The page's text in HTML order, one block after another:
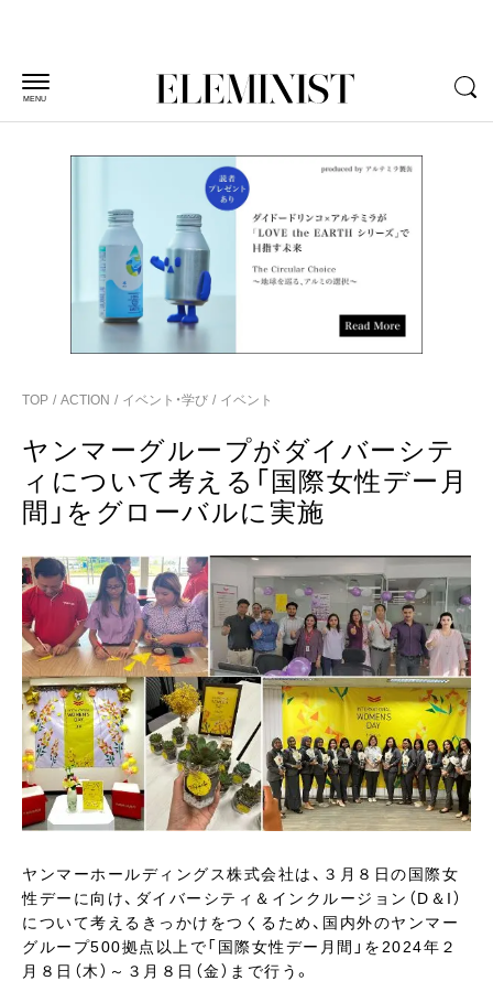
MENU
TOP ACTION イベント・学び イベント
ヤンマーグループがダイバーシテ
ィについて考える「国際女性デー月
間」をグローバルに実施
ヤンマーホールディングス株式会社は、３月８日の国際女
性デーに向け、ダイバーシティ＆インクルージョン（D＆I）
について考えるきっかけをつくるため、国内外のヤンマー
グループ500拠点以上で「国際女性デー月間」を2024年２
月８日（木）～３月８日（金）まで行う。